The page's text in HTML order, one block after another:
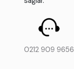
0212 909 9656